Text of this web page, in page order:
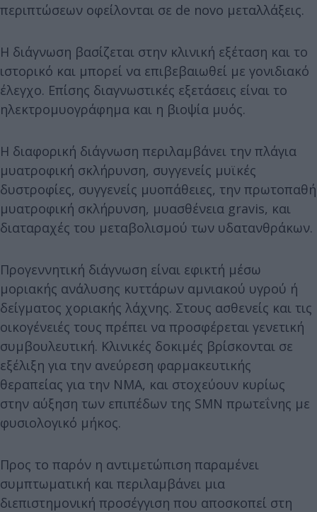
περιπτώσεων οφείλονται σε de novo μεταλλάξεις.
Η διάγνωση βασίζεται στην κλινική εξέταση και το
ιστορικό και μπορεί να επιβεβαιωθεί με γονιδιακό
έλεγχο. Επίσης διαγνωστικές εξετάσεις είναι το
ηλεκτρομυογράφημα και η βιοψία μυός.
Η διαφορική διάγνωση περιλαμβάνει την πλάγια
μυατροφική σκλήρυνση, συγγενείς μυϊκές
δυστροφίες, συγγενείς μυοπάθειες, την πρωτοπαθή
μυατροφική σκλήρυνση, μυασθένεια gravis, και
διαταραχές του μεταβολισμού των υδατανθράκων.
Προγεννητική διάγνωση είναι εφικτή μέσω
μοριακής ανάλυσης κυττάρων αμνιακού υγρού ή
δείγματος χοριακής λάχνης. Στους ασθενείς και τις
οικογένειές τους πρέπει να προσφέρεται γενετική
συμβουλευτική. Κλινικές δοκιμές βρίσκονται σε
εξέλιξη για την ανεύρεση φαρμακευτικής
θεραπείας για την ΝΜΑ, και στοχεύουν κυρίως
στην αύξηση των επιπέδων της SMN πρωτεΐνης με
φυσιολογικό μήκος.
Προς το παρόν η αντιμετώπιση παραμένει
συμπτωματική και περιλαμβάνει μια
διεπιστημονική προσέγγιση που αποσκοπεί στη